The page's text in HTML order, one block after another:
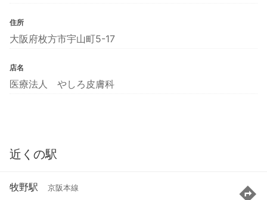
住所
大阪府枚方市宇山町5-17
店名
医療法人 やしろ皮膚科
近くの駅
牧野駅 京阪本線